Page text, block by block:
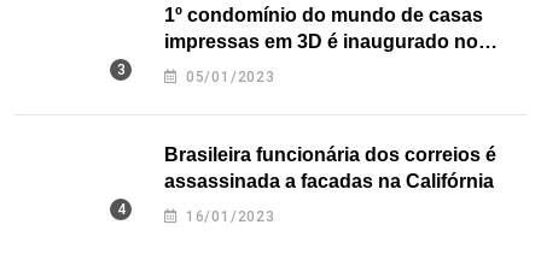
1º condomínio do mundo de casas
impressas em 3D é inaugurado no
Texas
05/01/2023
Brasileira funcionária dos correios é
assassinada a facadas na Califórnia
16/01/2023